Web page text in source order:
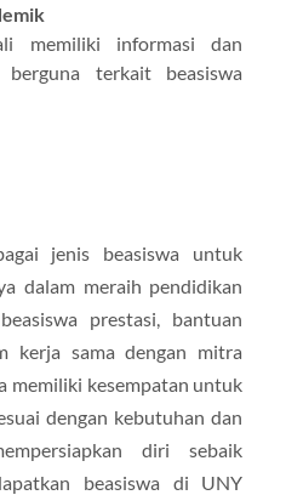
memiliki informasi dan
berguna terkait beasiswa
jenis beasiswa untuk
dalam meraih pendidikan
prestasi, bantuan
kerja sama dengan mitra
memiliki kesempatan untuk
dengan kebutuhan dan
diri sebaik
beasiswa di UNY